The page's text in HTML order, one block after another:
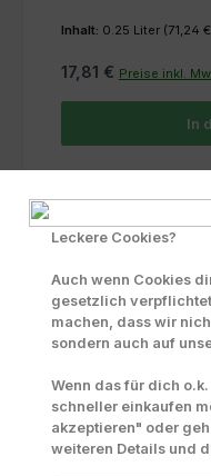
Inhalt: 0.25 Liter (71,24
17,81 € Preise inkl.
In
Karottenpellets
Leckere Cookies?
Auch wenn Cookies
gesetzlich
machen, dass wir
sondern auch auf
Wenn das für dich
schneller einkaufen
akzeptieren" oder
weiteren Details und